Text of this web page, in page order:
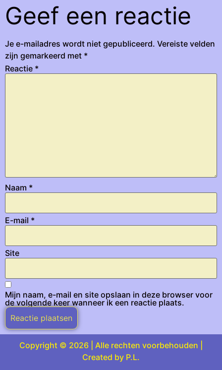
Geef een reactie
Je e-mailadres wordt niet gepubliceerd. Vereiste velden
zijn gemarkeerd met *
Reactie *
Naam *
E-mail *
Site
Mijn naam, e-mail en site opslaan in deze browser voor
de volgende keer wanneer ik een reactie plaats.
Copyright © 2026 | Alle rechten voorbehouden |
Created by P.L.